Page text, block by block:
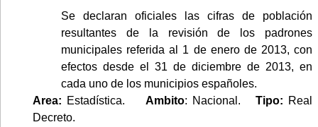
Se declaran oficiales las cifras de población
resultantes de la revisión de los padrones
municipales referida al 1 de enero de 2013, con
efectos desde el 31 de diciembre de 2013, en
cada uno de los municipios españoles.
Area: Estadística. Ambito: Nacional. Tipo: Real
Decreto.